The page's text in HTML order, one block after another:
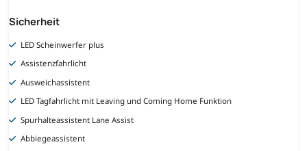
Sicherheit
LED Scheinwerfer plus
Assistenzfahrlicht
Ausweichassistent
LED Tagfahrlicht mit Leaving und Coming Home Funktion
Spurhalteassistent Lane Assist
Abbiegeassistent